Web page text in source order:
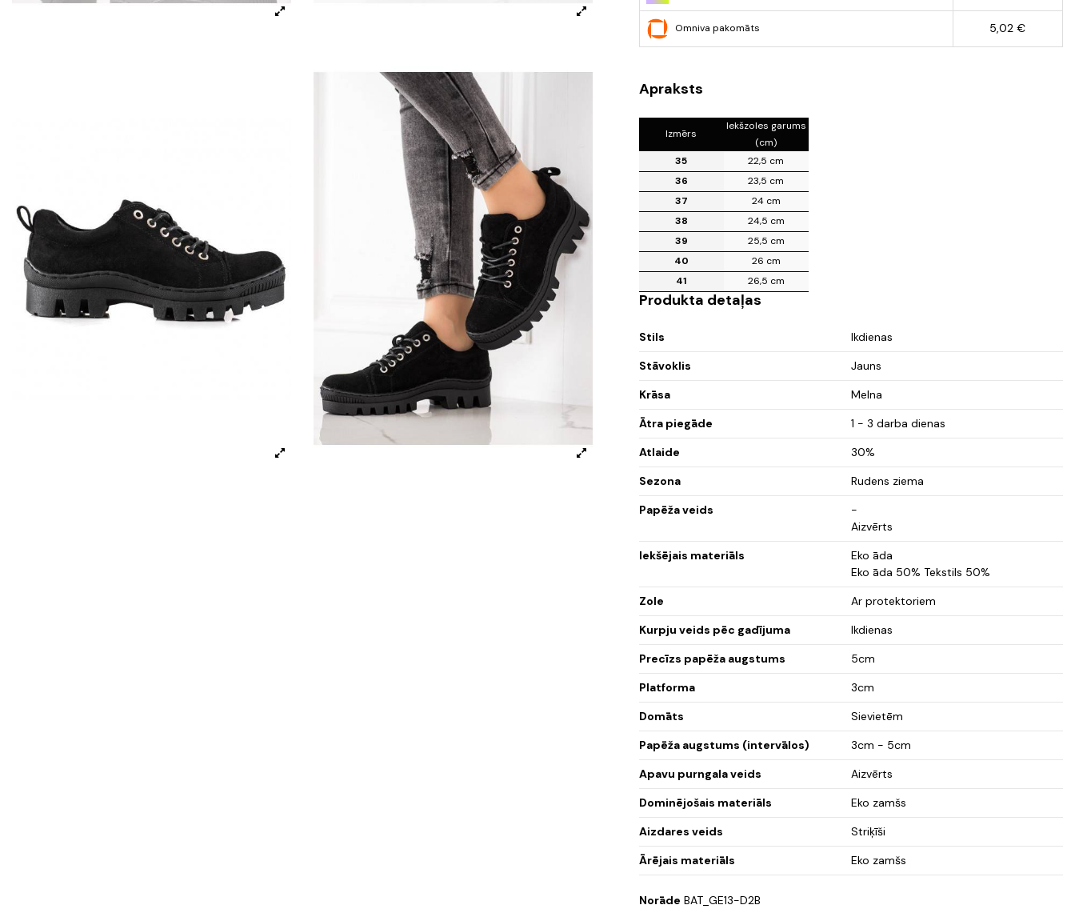
Omniva pakomāts 5,02 €
Apraksts
Izmērs
Iekšzoles garums
(cm)
35
22,5 cm
36
23,5 cm
37
24 cm
38
24,5 cm
39
25,5 cm
40
26 cm
41
26,5 cm
Produkta detaļas
Stils
Ikdienas
Stāvoklis
Jauns
Krāsa
Melna
Ātra piegāde
1 - 3 darba dienas
Atlaide
30%
Sezona
Rudens ziema
Papēža veids
-
Aizvērts
Iekšējais materiāls
Eko āda
Eko āda 50% Tekstils 50%
Zole
Ar protektoriem
Kurpju veids pēc gadījuma
Ikdienas
Precīzs papēža augstums
5cm
Platforma
3cm
Domāts
Sievietēm
Papēža augstums (intervālos)
3cm - 5cm
Apavu purngala veids
Aizvērts
Dominējošais materiāls
Eko zamšs
Aizdares veids
Striķīši
Ārējais materiāls
Eko zamšs
Norāde BAT_GE13-D2B